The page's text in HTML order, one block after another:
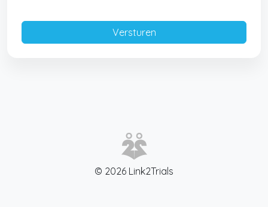
© 2026 Link2Trials